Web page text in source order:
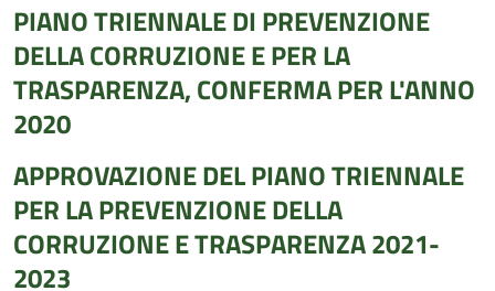
PIANO TRIENNALE DI PREVENZIONE
DELLA CORRUZIONE E PER LA
TRASPARENZA, CONFERMA PER L'ANNO
2020
APPROVAZIONE DEL PIANO TRIENNALE
PER LA PREVENZIONE DELLA
CORRUZIONE E TRASPARENZA 2021-
2023